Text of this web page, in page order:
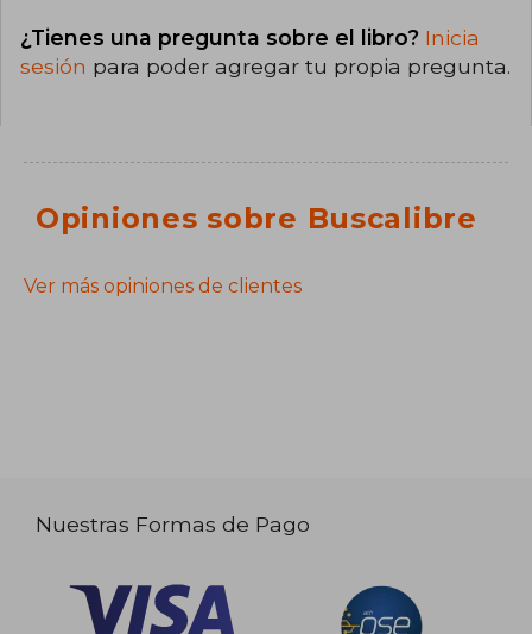
¿Tienes una pregunta sobre el libro? Inicia
sesión para poder agregar tu propia pregunta.
Opiniones sobre Buscalibre
Ver más opiniones de clientes
Nuestras Formas de Pago